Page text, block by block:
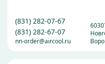
(831) 282-07-67
(831) 282-67-07
nn-order@aircool.ru